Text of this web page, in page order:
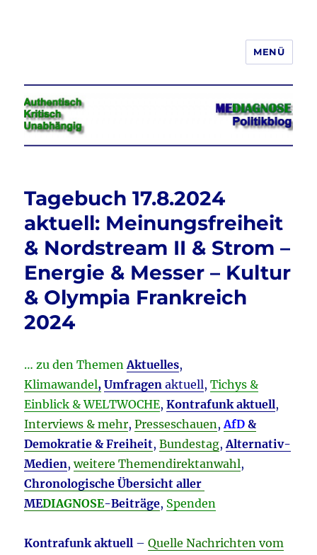
Jeder hat das Recht, seine
Meinung in Wort, Schrift und Bild
frei zu äußern und zu verbreiten
MENÜ
Tagebuch 17.8.2024
aktuell: Meinungsfreiheit
& Nordstream II & Strom –
Energie & Messer – Kultur
& Olympia Frankreich
2024
… zu den ThemenAktuelles,
Klimawandel, Umfragen aktuell,Tichys &
Einblick & WELTWOCHE,Kontrafunk aktuell,
Interviews & mehr,Presseschauen, AfD &
Demokratie & Freiheit,Bundestag,Alternativ-
Medien,weitere Themendirektanwahl,
Chronologische Übersicht aller
MEDIAGNOSE-Beiträge, Spenden
Kontrafunk aktuell –Quelle Nachrichten vom